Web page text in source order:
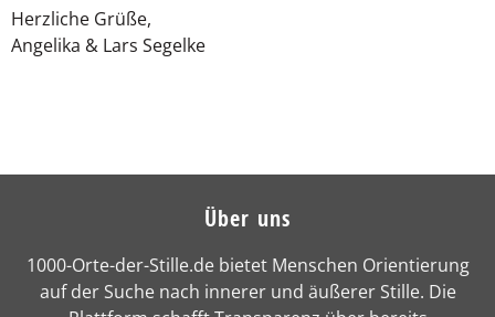
Herzliche Grüße,
Angelika & Lars Segelke
Über uns
1000-Orte-der-Stille.de bietet Menschen Orientierung
auf der Suche nach innerer und äußerer Stille. Die